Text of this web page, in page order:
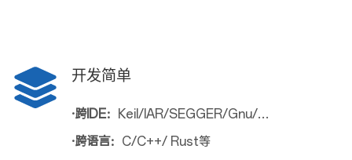
开发简单
·跨IDE：
Keil/IAR/SEGGER/Gnu/…
·跨语言： C/C++/ Rust等